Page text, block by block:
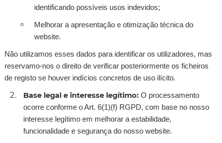
identificando possíveis usos indevidos;
Melhorar a apresentação e otimização técnica do
website.
Não utilizamos esses dados para identificar os utilizadores, mas
reservamo-nos o direito de verificar posteriormente os ficheiros
de registo se houver indícios concretos de uso ilícito.
Base legal e interesse legítimo: O processamento
ocorre conforme o Art. 6(1)(f) RGPD, com base no nosso
interesse legítimo em melhorar a estabilidade,
funcionalidade e segurança do nosso website.